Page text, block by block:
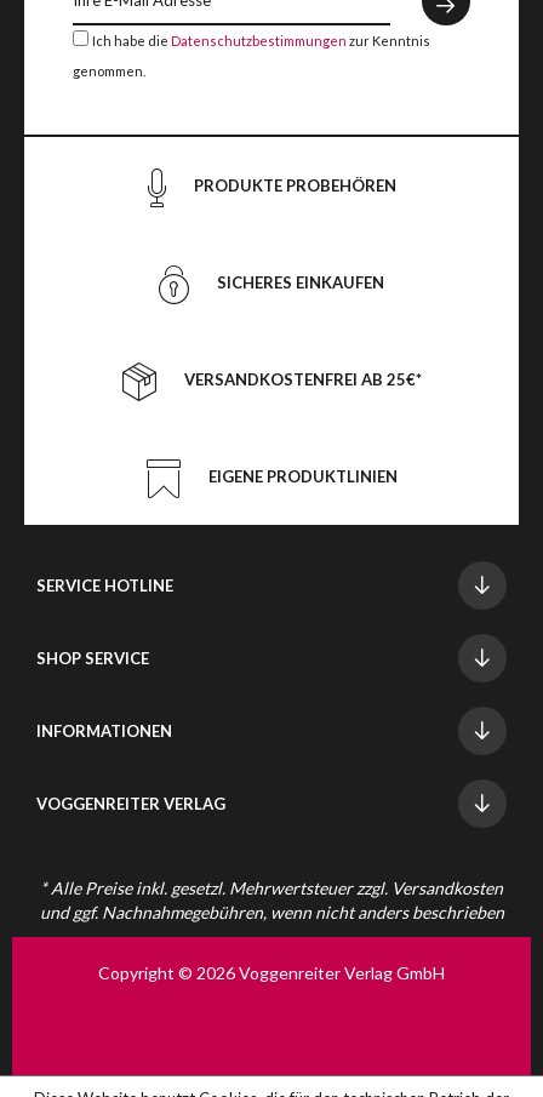
Ich habe die Datenschutzbestimmungen zur Kenntnis
genommen.
PRODUKTE PROBEHÖREN
SICHERES EINKAUFEN
VERSANDKOSTENFREI AB 25€*
EIGENE PRODUKTLINIEN
SERVICE HOTLINE
SHOP SERVICE
INFORMATIONEN
VOGGENREITER VERLAG
* Alle Preise inkl. gesetzl. Mehrwertsteuer zzgl. Versandkosten
und ggf. Nachnahmegebühren, wenn nicht anders beschrieben
Copyright © 2026 Voggenreiter Verlag GmbH